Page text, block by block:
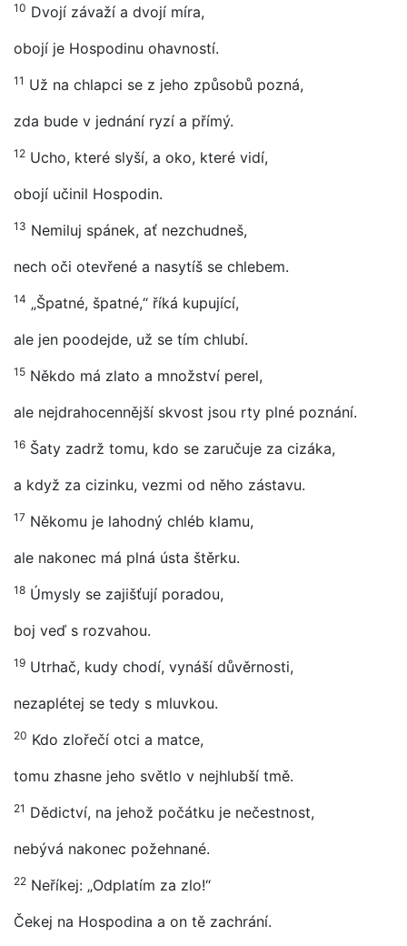
10 Dvojí závaží a dvojí míra,
obojí je Hospodinu ohavností.
11 Už na chlapci se z jeho způsobů pozná,
zda bude v jednání ryzí a přímý.
12 Ucho, které slyší, a oko, které vidí,
obojí učinil Hospodin.
13 Nemiluj spánek, ať nezchudneš,
nech oči otevřené a nasytíš se chlebem.
14 „Špatné, špatné,“ říká kupující,
ale jen poodejde, už se tím chlubí.
15 Někdo má zlato a množství perel,
ale nejdrahocennější skvost jsou rty plné poznání.
16 Šaty zadrž tomu, kdo se zaručuje za cizáka,
a když za cizinku, vezmi od něho zástavu.
17 Někomu je lahodný chléb klamu,
ale nakonec má plná ústa štěrku.
18 Úmysly se zajišťují poradou,
boj veď s rozvahou.
19 Utrhač, kudy chodí, vynáší důvěrnosti,
nezaplétej se tedy s mluvkou.
20 Kdo zlořečí otci a matce,
tomu zhasne jeho světlo v nejhlubší tmě.
21 Dědictví, na jehož počátku je nečestnost,
nebývá nakonec požehnané.
22 Neříkej: „Odplatím za zlo!“
Čekej na Hospodina a on tě zachrání.